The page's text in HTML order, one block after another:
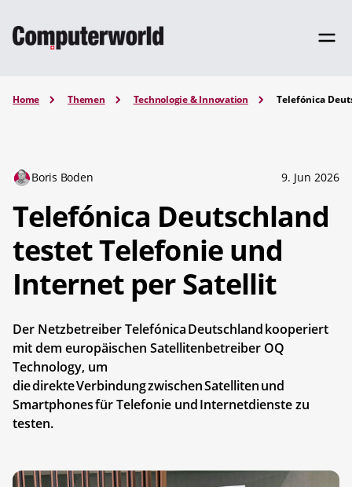
Home Themen Technologie & Innovation Telefónica
Boris Boden 9. Jun 2026
Telefónica Deutschland
testet Telefonie und
Internet per Satellit
Der Netzbetreiber Telefónica Deutschland kooperiert
mit dem europäischen Satellitenbetreiber OQ
Technology, um
die direkte Verbindung zwischen Satelliten und
Smartphones für Telefonie und Internetdienste zu
testen.